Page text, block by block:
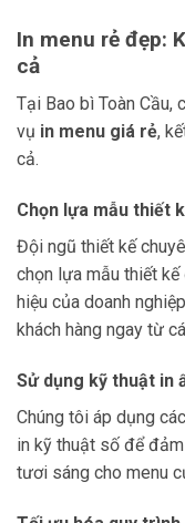
In menu rẻ đẹp:
cả
Tại Bao bì Toàn Cầu,
vụ in menu giá rẻ,
cả.
Chọn lựa mẫu thiết
Đội ngũ thiết kế
chọn lựa mẫu thiết
hiệu của doanh
khách hàng ngay từ
Sử dụng kỹ thuật in
Chúng tôi áp dụng
in kỹ thuật số để
tươi sáng cho menu